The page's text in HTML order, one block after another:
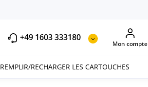
+49 1603 333180
Mon compte
REMPLIR/RECHARGER LES CARTOUCHES